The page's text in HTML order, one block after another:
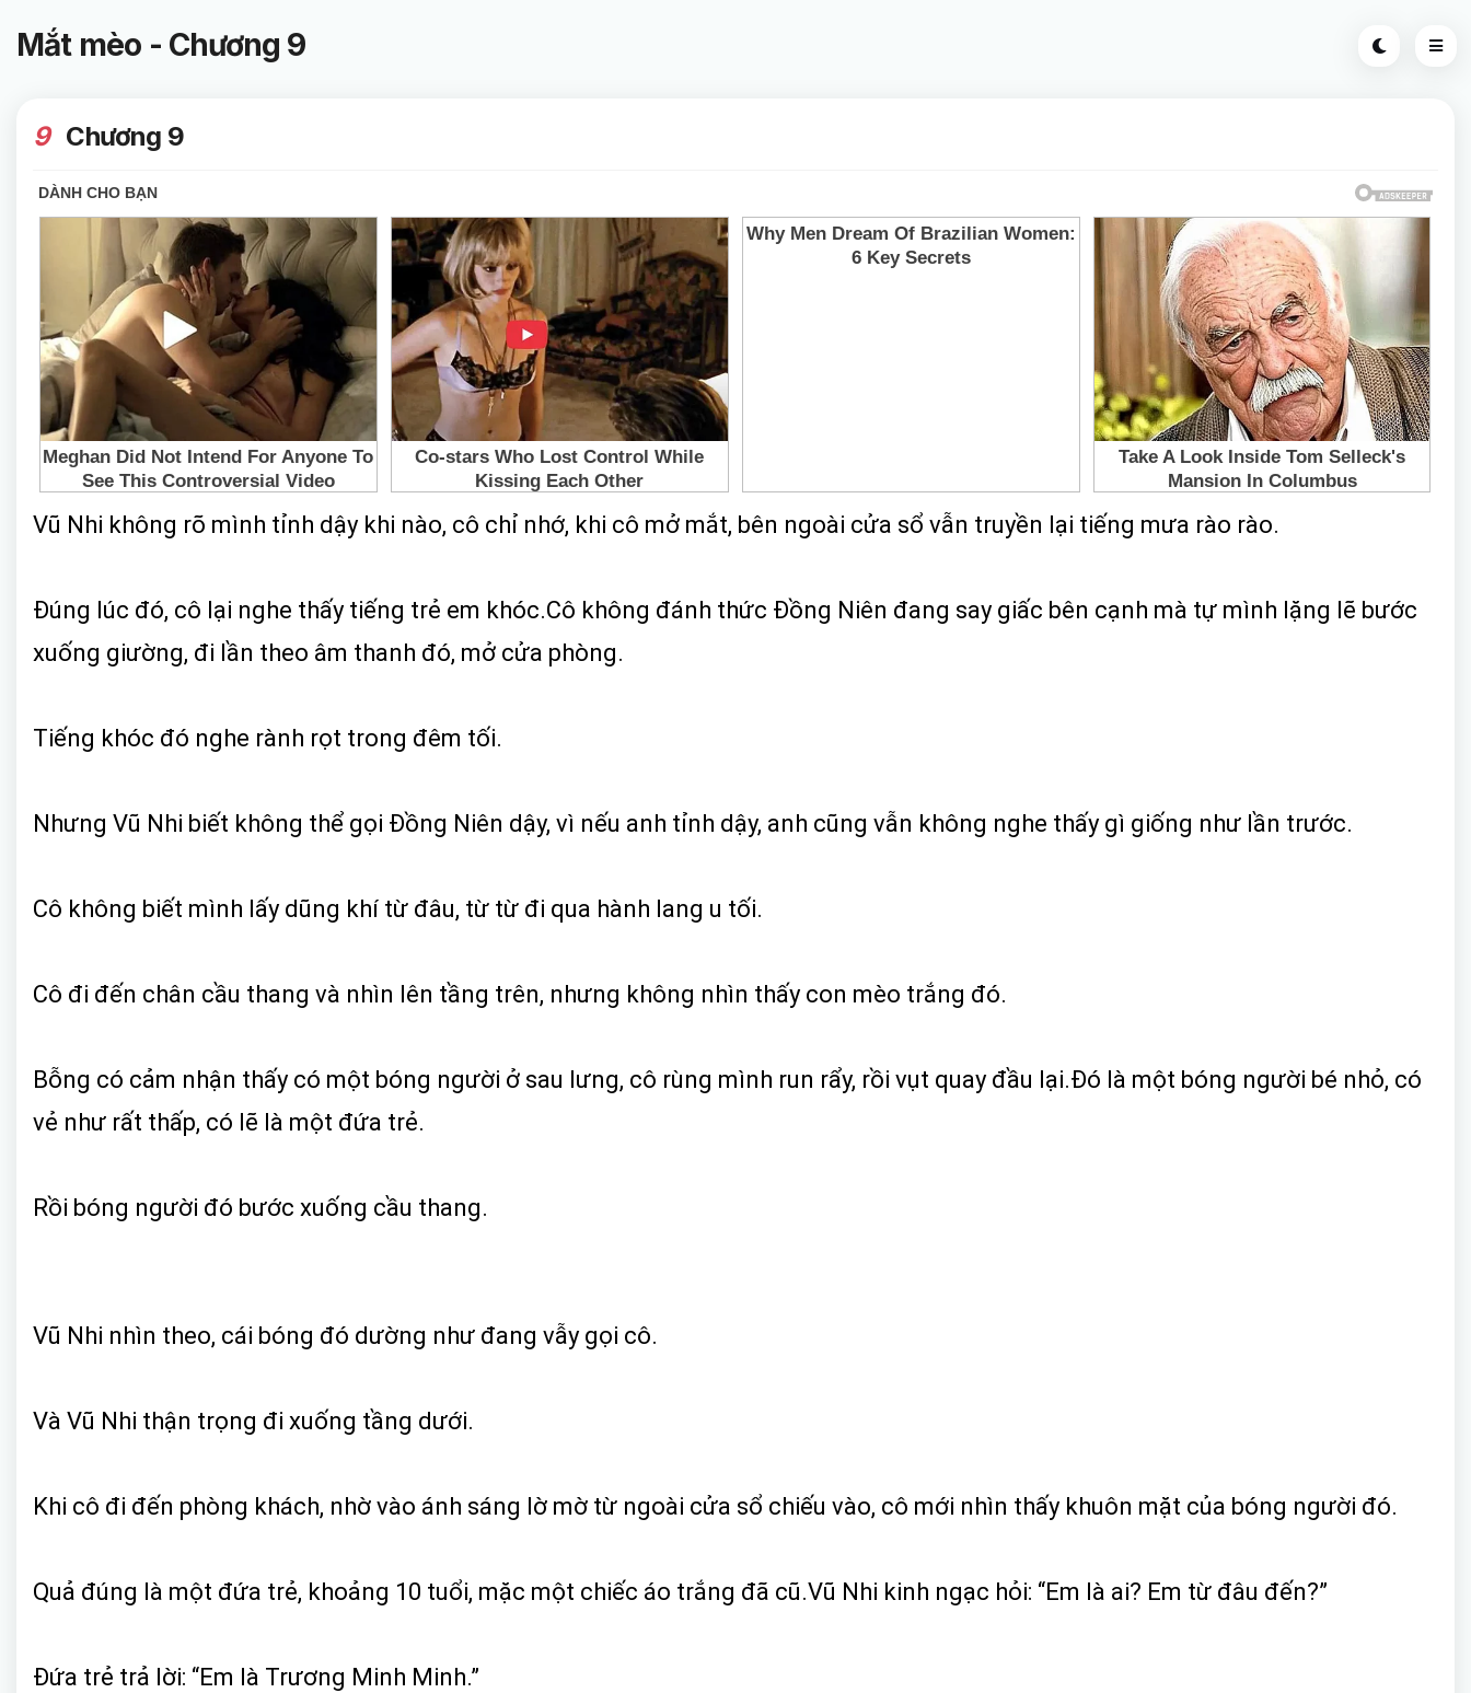
Mắt mèo - Chương 9
9 Chương 9
Vũ Nhi không rõ mình tỉnh dậy khi nào, cô chỉ nhớ, khi cô mở mắt, bên ngoài cửa sổ vẫn truyền lại tiếng mưa rào rào.
Đúng lúc đó, cô lại nghe thấy tiếng trẻ em khóc.Cô không đánh thức Đồng Niên đang say giấc bên cạnh mà tự mình lặng lẽ bước
xuống giường, đi lần theo âm thanh đó, mở cửa phòng.
Tiếng khóc đó nghe rành rọt trong đêm tối.
Nhưng Vũ Nhi biết không thể gọi Đồng Niên dậy, vì nếu anh tỉnh dậy, anh cũng vẫn không nghe thấy gì giống như lần trước.
Cô không biết mình lấy dũng khí từ đâu, từ từ đi qua hành lang u tối.
Cô đi đến chân cầu thang và nhìn lên tầng trên, nhưng không nhìn thấy con mèo trắng đó.
Bỗng có cảm nhận thấy có một bóng người ở sau lưng, cô rùng mình run rẩy, rồi vụt quay đầu lại.Đó là một bóng người bé nhỏ, có
vẻ như rất thấp, có lẽ là một đứa trẻ.
Rồi bóng người đó bước xuống cầu thang.
Vũ Nhi nhìn theo, cái bóng đó dường như đang vẫy gọi cô.
Và Vũ Nhi thận trọng đi xuống tầng dưới.
Khi cô đi đến phòng khách, nhờ vào ánh sáng lờ mờ từ ngoài cửa sổ chiếu vào, cô mới nhìn thấy khuôn mặt của bóng người đó.
Quả đúng là một đứa trẻ, khoảng 10 tuổi, mặc một chiếc áo trắng đã cũ.Vũ Nhi kinh ngạc hỏi: “Em là ai? Em từ đâu đến?”
Đứa trẻ trả lời: “Em là Trương Minh Minh.”